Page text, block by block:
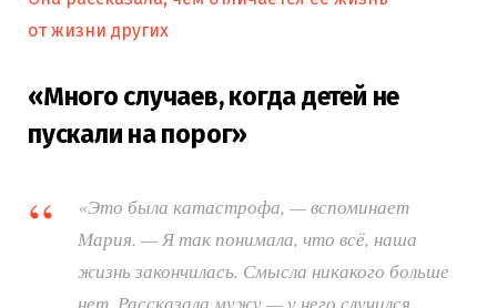
от жизни других
«Много случаев, когда детей не
пускали на порог»
«Это была катастрофа, — вспоминает
Мария. — Я так понимала, что всё, наша
жизнь закончилась. Смысла никакого больше
нет. Рассказала мужу — у него случился